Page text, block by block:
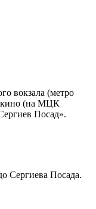
вокзала (метро
(на МЦК
Посад».
Сергиева Посада.